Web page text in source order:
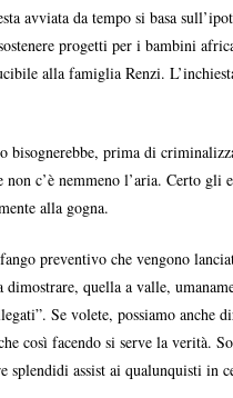
avviata da tempo si basa
progetti per i bambini
alla famiglia Renzi.
prima di
non c’è nemmeno l’aria. Certo
alla gogna.
preventivo che vengono
quella a valle,
Se volete, possiamo
così facendo si serve la verità.
assist ai qualunquisti in